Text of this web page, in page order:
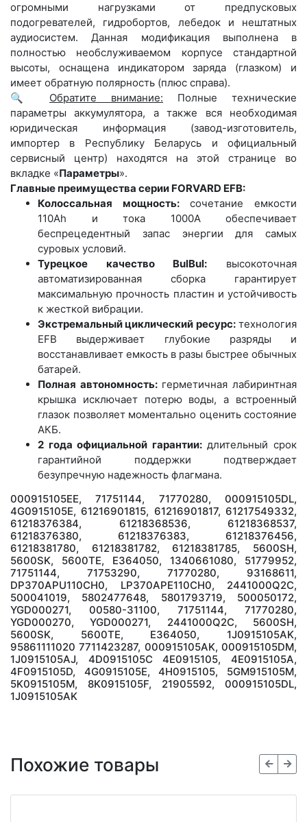
огромными нагрузками от предпусковых
подогревателей, гидробортов, лебедок и нештатных
аудиосистем. Данная модификация выполнена в
полностью необслуживаемом корпусе стандартной
высоты, оснащена индикатором заряда (глазком) и
имеет обратную полярность (плюс справа).
🔍 Обратите внимание: Полные технические
параметры аккумулятора, а также вся необходимая
юридическая информация (завод-изготовитель,
импортер в Республику Беларусь и официальный
сервисный центр) находятся на этой странице во
вкладке «Параметры».
Главные преимущества серии FORVARD EFB:
Колоссальная мощность:сочетание емкости
110Ah и тока 1000А обеспечивает
беспрецедентный запас энергии для самых
суровых условий.
Турецкое качество BulBul: высокоточная
автоматизированная сборка гарантирует
максимальную прочность пластин и устойчивость
к жесткой вибрации.
Экстремальный циклический ресурс:технология
EFB выдерживает глубокие разряды и
восстанавливает емкость в разы быстрее обычных
батарей.
Полная автономность:герметичная лабиринтная
крышка исключает потерю воды, а встроенный
глазок позволяет моментально оценить состояние
АКБ.
2 года официальной гарантии:длительный срок
гарантийной поддержки подтверждает
безупречную надежность флагмана.
000915105EE, 71751144, 71770280, 000915105DL,
4G0915105E, 61216901815, 61216901817, 61217549332,
61218376384, 61218368536, 61218368537,
61218376380, 61218376383, 61218376456,
61218381780, 61218381782, 61218381785, 5600SH,
5600SK, 5600TE, E364050, 1340661080, 51779952,
71751144, 71753290, 71770280, 93168611,
DP370APU110CH0, LP370APE110CH0, 2441000Q2C,
500041019, 5802477648, 5801793719, 500050172,
YGD000271, 00580-31100, 71751144, 71770280,
YGD000270, YGD000271, 2441000Q2C, 5600SH,
5600SK, 5600TE, E364050, 1J0915105AK,
95861111020 7711423287, 000915105AK, 000915105DM,
1J0915105AJ, 4D0915105C 4E0915105, 4E0915105A,
4F0915105D, 4G0915105E, 4H0915105, 5GM915105M,
5K0915105M, 8K0915105F, 21905592, 000915105DL,
1J0915105AK
Похожие товары